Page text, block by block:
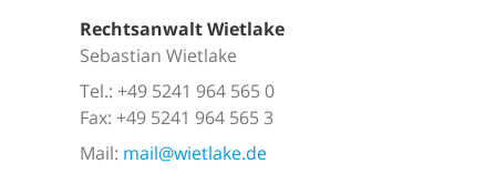
Rechtsanwalt Wietlake
Sebastian Wietlake
Tel.: +49 5241 964 565 0
Fax: +49 5241 964 565 3
Mail: mail@wietlake.de